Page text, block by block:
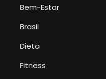
Bem-Estar
Brasil
Dieta
Fitness